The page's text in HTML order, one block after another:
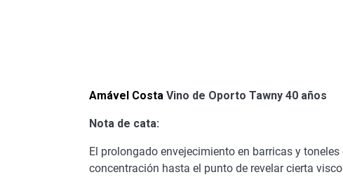
Amável Costa Vino de Oporto Tawny 40 años
Nota de cata:
El prolongado envejecimiento en barricas y
concentración hasta el punto de revelar cierta